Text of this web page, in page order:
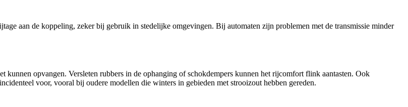
aan de koppeling, zeker bij gebruik in stedelijke omgevingen. Bij automaten zijn problemen met de transmissie minder
kunnen opvangen. Versleten rubbers in de ophanging of schokdempers kunnen het rijcomfort flink aantasten. Ook
voor, vooral bij oudere modellen die winters in gebieden met strooizout hebben gereden.